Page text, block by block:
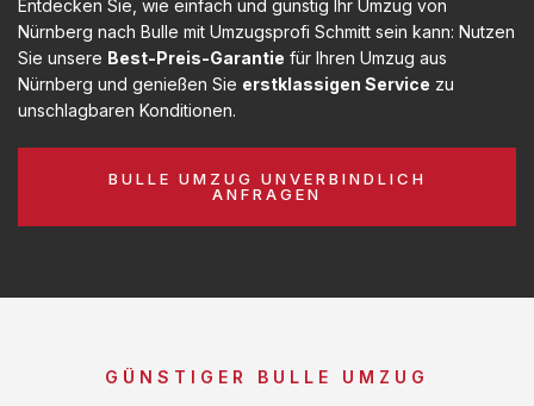
Entdecken Sie, wie einfach und günstig Ihr Umzug von
Nürnberg nach Bulle mit Umzugsprofi Schmitt sein kann: Nutzen
Sie unsere Best-Preis-Garantie für Ihren Umzug aus
Nürnberg und genießen Sie erstklassigen Service zu
unschlagbaren Konditionen.
BULLE UMZUG UNVERBINDLICH
ANFRAGEN
GÜNSTIGER BULLE UMZUG